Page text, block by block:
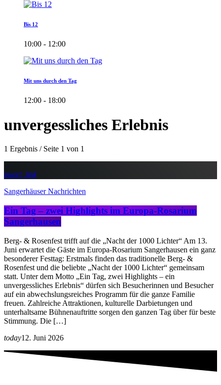
Bis 12
10:00 - 12:00
Mit uns durch den Tag
12:00 - 18:00
unvergessliches Erlebnis
1 Ergebnis / Seite 1 von 1
insert_link
Sangerhäuser Nachrichten
Ein Tag – zwei Highlights im Europa-Rosarium
Sangerhausen
Berg- & Rosenfest trifft auf die „Nacht der 1000 Lichter“ Am 13.
Juni erwartet die Gäste im Europa-Rosarium Sangerhausen ein ganz
besonderer Festtag: Erstmals finden das traditionelle Berg- &
Rosenfest und die beliebte „Nacht der 1000 Lichter“ gemeinsam
statt. Unter dem Motto „Ein Tag, zwei Highlights – ein
unvergessliches Erlebnis“ dürfen sich Besucherinnen und Besucher
auf ein abwechslungsreiches Programm für die ganze Familie
freuen. Zahlreiche Attraktionen, kulturelle Darbietungen und
unterhaltsame Bühnenauftritte sorgen den ganzen Tag über für beste
Stimmung. Die […]
today12. Juni 2026